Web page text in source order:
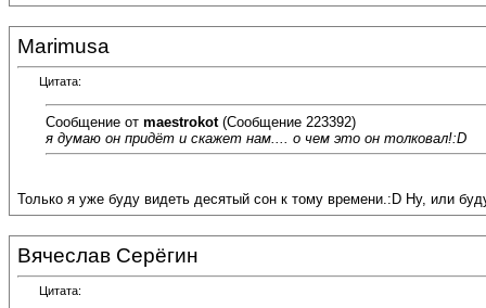
Marimusa
Цитата:
Сообщение от maestrokot(Сообщение 223392)
я думаю он придёт и скажет нам.... о чем это он толковал!:D
Только я уже буду видеть десятый сон к тому времени.:D Ну, или
Вячеслав Серёгин
Цитата: